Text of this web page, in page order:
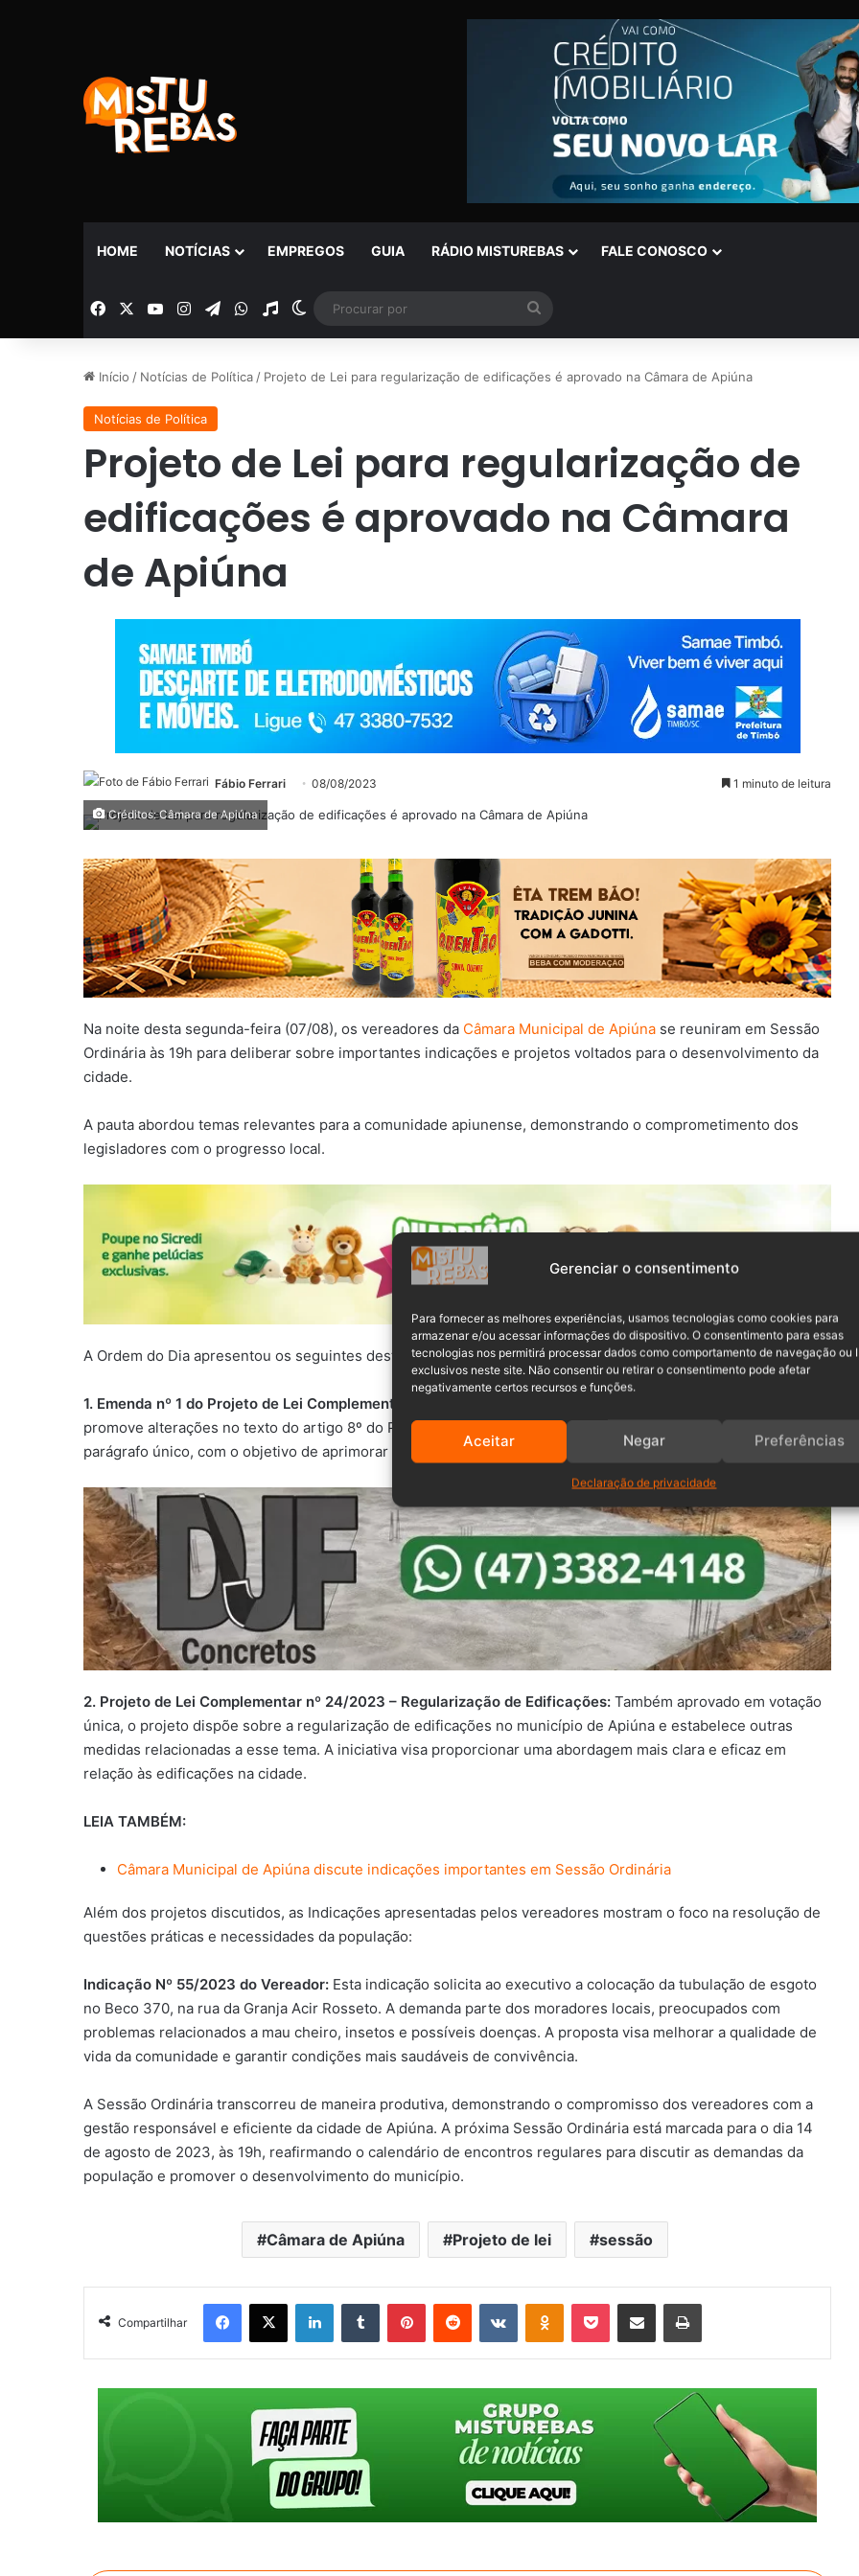
Gerenciar o consentimento
Para fornecer as melhores experiências, usamos tecnologias como cookies para
armazenar e/ou acessar informações do dispositivo. O consentimento para essas
tecnologias nos permitirá processar dados como comportamento de navegação ou
exclusivos neste site. Não consentir ou retirar o consentimento pode afetar
negativamente certos recursos e funções.
Aceitar Negar Preferências
Declaração de privacidade
HOME NOTÍCIAS EMPREGOS GUIA RÁDIO MISTUREBAS FALE CONOSCO
Facebook YouTubeInstagramTelegramWhatsApp
Rádio Switch skin
por
Início / Notícias de Política / Projeto de Lei para regularização de edificações é aprovado na Câmara de Apiúna
Notícias de Política
Projeto de Lei para regularização de
edificações é aprovado na Câmara
de Apiúna
Fábio Ferrari 08/08/2023 1 minuto de leitura
Créditos: Câmara de Apiúna
Na noite desta segunda-feira (07/08), os vereadores da Câmara Municipal de Apiúna se reuniram em Sessão
Ordinária às 19h para deliberar sobre importantes indicações e projetos voltados para o desenvolvimento da
cidade.
A pauta abordou temas relevantes para a comunidade apiunense, demonstrando o comprometimento dos
legisladores com o progresso local.
A Ordem do Dia apresentou os seguintes destaques:
1. Emenda nº 1 do Projeto de Lei Complementar nº 24/2023:
promove alterações no texto do artigo 8º do Projeto de Lei, bem como modificações no artigo 5º e seu
parágrafo único, com o objetivo de aprimorar o texto proposto.
2. Projeto de Lei Complementar nº 24/2023 – Regularização de Edificações: Também aprovado em votação
única, o projeto dispõe sobre a regularização de edificações no município de Apiúna e estabelece outras
medidas relacionadas a esse tema. A iniciativa visa proporcionar uma abordagem mais clara e eficaz em
relação às edificações na cidade.
LEIA TAMBÉM:
Câmara Municipal de Apiúna discute indicações importantes em Sessão Ordinária
Além dos projetos discutidos, as Indicações apresentadas pelos vereadores mostram o foco na resolução de
questões práticas e necessidades da população:
Indicação Nº 55/2023 do Vereador: Esta indicação solicita ao executivo a colocação da tubulação de esgoto
no Beco 370, na rua da Granja Acir Rosseto. A demanda parte dos moradores locais, preocupados com
problemas relacionados a mau cheiro, insetos e possíveis doenças. A proposta visa melhorar a qualidade de
vida da comunidade e garantir condições mais saudáveis de convivência.
A Sessão Ordinária transcorreu de maneira produtiva, demonstrando o compromisso dos vereadores com a
gestão responsável e eficiente da cidade de Apiúna. A próxima Sessão Ordinária está marcada para o dia 14
de agosto de 2023, às 19h, reafirmando o calendário de encontros regulares para discutir as demandas da
população e promover o desenvolvimento do município.
Câmara de Apiúna Projeto de lei sessão
Compartilhar